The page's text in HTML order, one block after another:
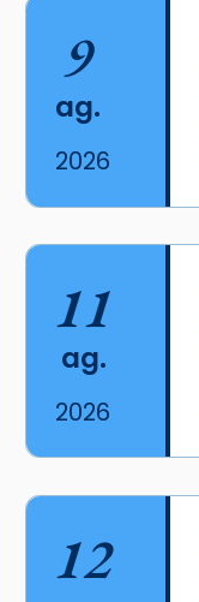
9
ag.
2026
11
ag.
2026
12